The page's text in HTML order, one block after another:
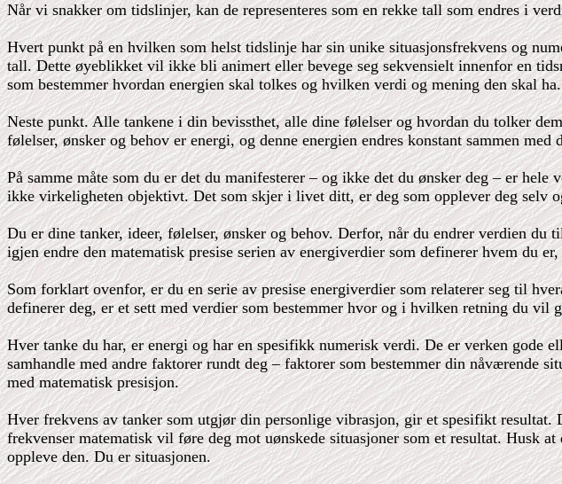
Når vi snakker om tidslinjer, kan de representeres som en rekke tall som endres i
Hvert punkt på en hvilken som helst tidslinje har sin unike situasjonsfrekvens og
tall. Dette øyeblikket vil ikke bli animert eller bevege seg sekvensielt innenfor en
som bestemmer hvordan energien skal tolkes og hvilken verdi og mening den skal ha.
Neste punkt. Alle tankene i din bevissthet, alle dine følelser og hvordan du tolker
følelser, ønsker og behov er energi, og denne energien endres konstant sammen med
På samme måte som du er det du manifesterer – og ikke det du ønsker deg – er
ikke virkeligheten objektivt. Det som skjer i livet ditt, er deg som opplever deg selv
Du er dine tanker, ideer, følelser, ønsker og behov. Derfor, når du endrer verdien
igjen endre den matematisk presise serien av energiverdier som definerer hvem du
Som forklart ovenfor, er du en serie av presise energiverdier som relaterer seg til
definerer deg, er et sett med verdier som bestemmer hvor og i hvilken retning du vil
Hver tanke du har, er energi og har en spesifikk numerisk verdi. De er verken gode
samhandle med andre faktorer rundt deg – faktorer som bestemmer din nåværende
med matematisk presisjon.
Hver frekvens av tanker som utgjør din personlige vibrasjon, gir et spesifikt
frekvenser matematisk vil føre deg mot uønskede situasjoner som et resultat. Husk
oppleve den. Du er situasjonen.